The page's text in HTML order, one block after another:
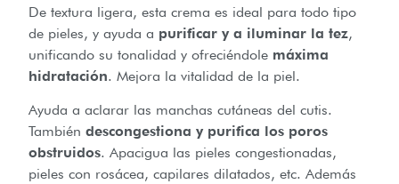
De textura ligera, esta crema es ideal para todo tipo
de pieles, y ayuda a purificar y a iluminar la tez,
unificando su tonalidad y ofreciéndole máxima
hidratación. Mejora la vitalidad de la piel.
Ayuda a aclarar las manchas cutáneas del cutis.
También descongestiona y purifica los poros
obstruidos. Apacigua las pieles congestionadas,
pieles con rosácea, capilares dilatados, etc. Además